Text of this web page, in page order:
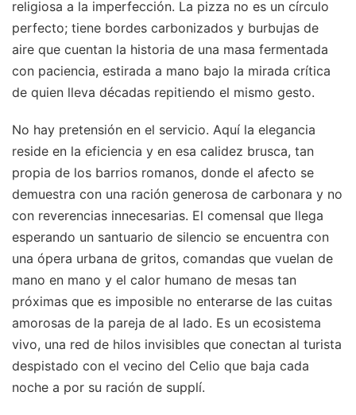
religiosa a la imperfección. La pizza no es un círculo
perfecto; tiene bordes carbonizados y burbujas de
aire que cuentan la historia de una masa fermentada
con paciencia, estirada a mano bajo la mirada crítica
de quien lleva décadas repitiendo el mismo gesto.
No hay pretensión en el servicio. Aquí la elegancia
reside en la eficiencia y en esa calidez brusca, tan
propia de los barrios romanos, donde el afecto se
demuestra con una ración generosa de carbonara y no
con reverencias innecesarias. El comensal que llega
esperando un santuario de silencio se encuentra con
una ópera urbana de gritos, comandas que vuelan de
mano en mano y el calor humano de mesas tan
próximas que es imposible no enterarse de las cuitas
amorosas de la pareja de al lado. Es un ecosistema
vivo, una red de hilos invisibles que conectan al turista
despistado con el vecino del Celio que baja cada
noche a por su ración de supplí.